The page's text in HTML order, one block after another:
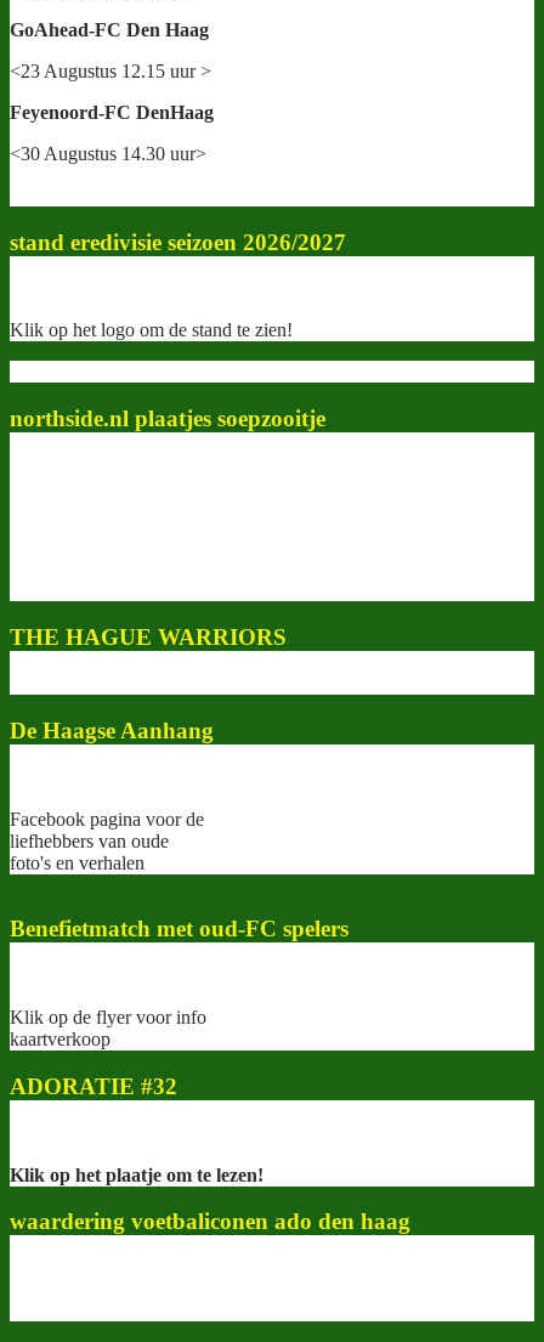
GoAhead-FC Den Haag
<23 Augustus 12.15 uur >
Feyenoord-FC DenHaag
<30 Augustus 14.30 uur>
stand eredivisie seizoen 2026/2027
Klik op het logo om de stand te zien!
northside.nl plaatjes soepzooitje
THE HAGUE WARRIORS
De Haagse Aanhang
Facebook pagina voor de
liefhebbers van oude
foto's en verhalen
Benefietmatch met oud-FC spelers
Klik op de flyer voor info
kaartverkoop
ADORATIE #32
Klik op het plaatje om te lezen!
waardering voetbaliconen ado den haag